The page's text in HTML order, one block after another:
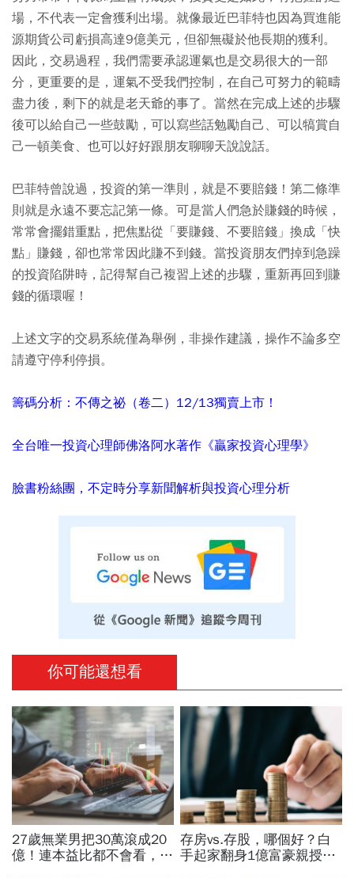
場，不代表一定會獲利出場。就像最近巴菲特也因為買進能
源期貨公司虧損高達9億美元，但卻無礙於他長期的獲利。
因此，交易過程，我們需要承認運氣也是交易很大的一部
分，更重要的是，運氣不受我們控制，在自己可努力的範疇
盡力後，剩下的就是老天爺的事了。當然在完成上述的步驟
後可以給自己一些鼓勵，可以寫些話勉勵自己、可以犒賞自
己一頓美食、也可以好好跟朋友聊聊天說說話。
巴菲特曾說過，投資的第一準則，就是不要賠錢！第二條準
則就是永遠不要忘記第一條。可是當人們急於賺錢的時候，
常常會擺錯重點，把焦點從「要賺錢、不要賠錢」換成「快
點」賺錢，卻也常常因此賺不到錢。當投資朋友們掉到急躁
的投資陷阱時，記得幫自己複習上述的步驟，重新再回到賺
錢的循環喔！
上述文字的交易系統僅為舉例，非操作建議，操作不論多空
請遵守停利停損。
籌碼分析：不傳之祕（卷二）12/13獨賣上市！
全台唯一投資心理師佛洛阿水著作《贏家投資心理學》
臉書粉絲團，不定時分享新聞解析與投資心理分析
你可能還想看
27歲無業男把30萬滾成20
億！連本益比都不會看，氣
存房vs.存股，哪個好？白
手起家翻身1億富豪親授：